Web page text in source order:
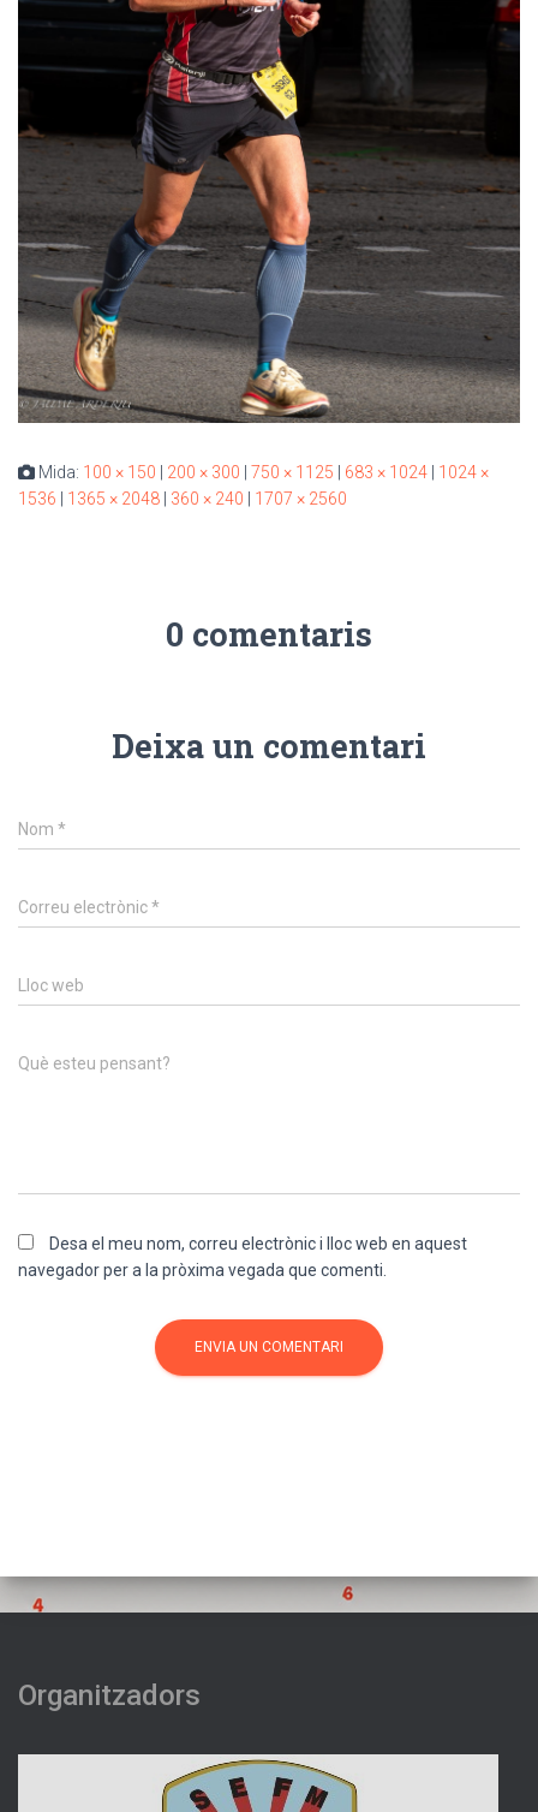
Mida: 100 × 150 200 × 300 750 × 1125 683 × 1024
1024 ×
1536
1365 × 2048 360 × 240 1707 × 2560
0 comentaris
Deixa un comentari
Nom *
Correu electrònic*
Lloc web
Què esteu pensant?
Desa el meu nom, correu electrònic i lloc web en aquest
navegador per a la pròxima vegada que comenti.
Organitzadors